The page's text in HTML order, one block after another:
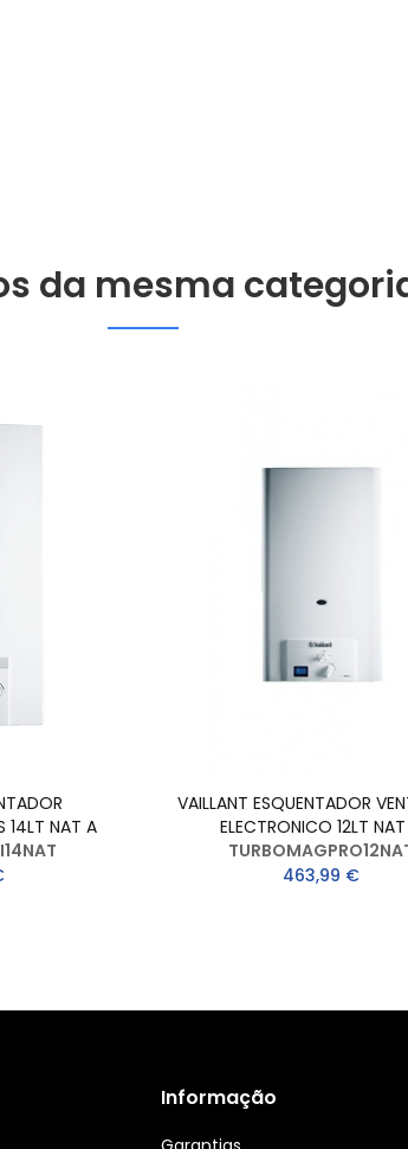
da mesma
14LT NAT A
VAILLANT ESQUENTADOR
ELECTRONICO 12LT
463,99 €
Informação